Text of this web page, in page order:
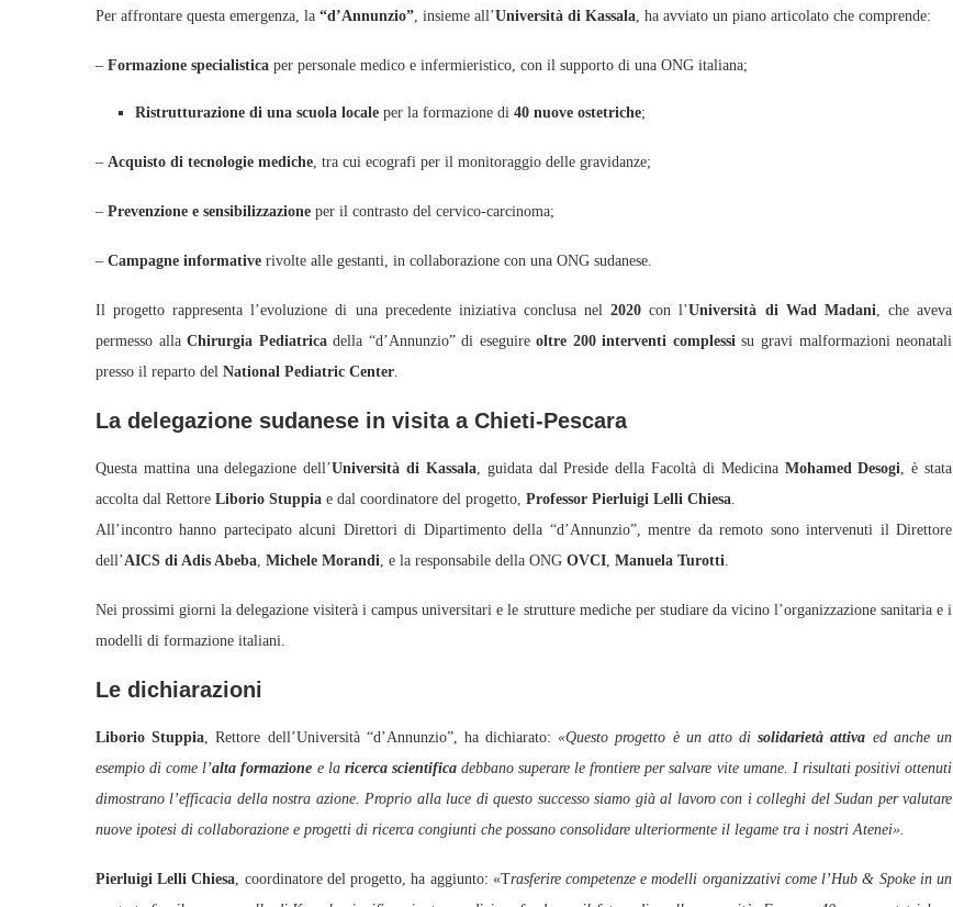
Per affrontare questa emergenza, la “d’Annunzio” , insieme all’Università di Kassala , ha avviato un piano articolato che comprende:
– Formazione specialistica per personale medico e infermieristico, con il supporto di una ONG italiana;
Ristrutturazione di una scuola locale per la formazione di 40 nuove ostetriche;
– Acquisto di tecnologie mediche , tra cui ecografi per il monitoraggio delle gravidanze;
– Prevenzione e sensibilizzazione per il contrasto del cervico-carcinoma;
– Campagne informative rivolte alle gestanti, in collaborazione con una ONG sudanese.
Il progetto rappresenta l’evoluzione di una precedente iniziativa conclusa nel2020 con l’Università di Wad Madani , che aveva
permesso allaChirurgia Pediatricadella “d’Annunzio” di eseguireoltre 200 interventi complessi su gravi malformazioni neonatali
presso il reparto del National Pediatric Center
La delegazione sudanese in visita a Chieti-Pescara
Questa mattina una delegazione dell’Università di Kassala, guidata dal Preside della Facoltà di Medicina Mohamed Desogi , è stata
accolta dal Rettore Liborio Stuppia e dal coordinatore del progetto, Professor Pierluigi Lelli Chiesa
All’incontro hanno partecipato alcuni Direttori di Dipartimento della “d’Annunzio”, mentre da remoto sono intervenuti il Direttore
dell’AICS di Adis Abeba Michele Morandi , e la responsabile della ONG OVCI Manuela Turotti
Nei prossimi giorni la delegazione visiterà i campus universitari e le strutture mediche per studiare da vicino l’organizzazione sanitaria e i
modelli di formazione italiani.
Le dichiarazioni
Liborio Stuppia , Rettore dell’Università “d’Annunzio”, ha dichiarato:«Questo progetto è un atto disolidarietà attiva ed anche un
esempio di come l’alta formazione e la ricerca scientificadebbano superare le frontiere per salvare vite umane. I risultati positivi ottenuti
dimostrano l’efficacia della nostra azione. Proprio alla luce di questo successo siamo già al lavoro con i colleghi del Sudan per valutare
nuove ipotesi di collaborazione e progetti di ricerca congiunti che possano consolidare ulteriormente il legame tra i nostri Atenei».
Pierluigi Lelli Chiesa , coordinatore del progetto, ha aggiunto: «Trasferire competenze e modelli organizzativi come l’Hub & Spoke in un